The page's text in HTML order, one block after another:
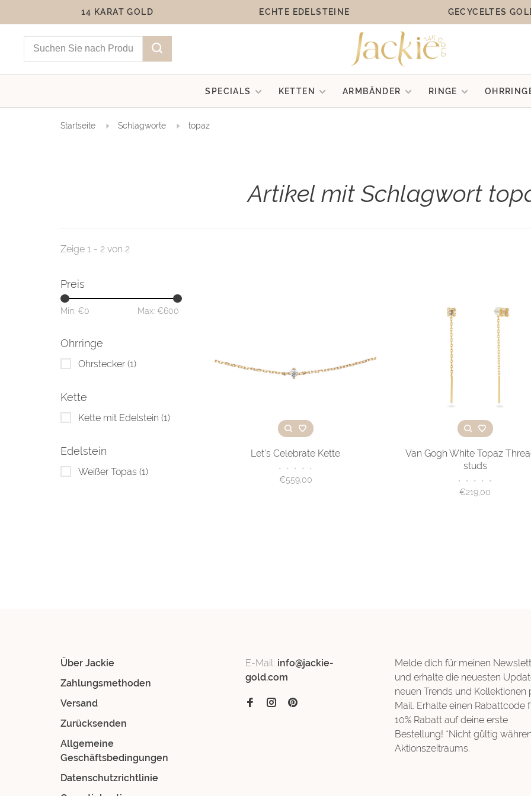
14 KARAT GOLD ECHTE EDELSTEINE GECYCELTES
SPECIALS KETTEN ARMBÄNDER RINGE
Startseite Schlagworte topaz
Artikel mit Schlagwort
Zeige 1 - 2 von 2
Preis
Min: €0 Max: €600
Ohrringe
Ohrstecker(1)
Kette
Kette mit Edelstein (1)
Edelstein
Weißer Topas (1)
Let's Celebrate Kette
• • • • •
€559,00
Van Gogh White Topaz
studs
• • • • •
€219,00
Über Jackie
Zahlungsmethoden
Versand
Zurücksenden
Allgemeine
Geschäftsbedingungen
Datenschutzrichtlinie
E-Mail: info@jackie-
gold.com
Melde dich für meinen
und erhalte die neuesten
neuen Trends und Kollektionen
Mail. Erhalte einen Rabattcode
10% Rabatt auf deine erste
Bestellung! *Nicht gültig
Aktionszeitraums.